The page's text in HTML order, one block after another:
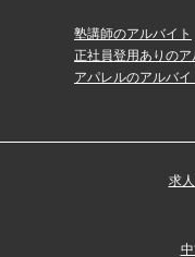
塾講師のアルバイト
正社員登用ありのア
アパレルのアルバイ
求